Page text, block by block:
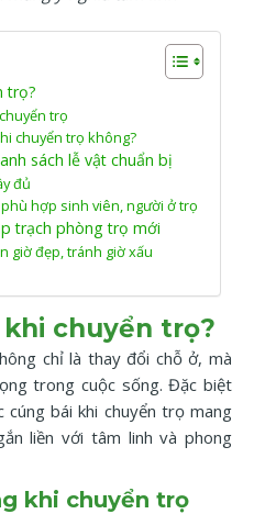
trọ?
trọ
chuyển trọ không?
sách lễ vật chuẩn bị
đủ
hợp sinh viên, người ở trọ
trạch phòng trọ mới
giờ đẹp, tránh giờ xấu
chuyển trọ?
chỉ là thay đổi chỗ ở, mà
trong cuộc sống. Đặc biệt
bái khi chuyển trọ mang
liền với tâm linh và phong
khi chuyển trọ